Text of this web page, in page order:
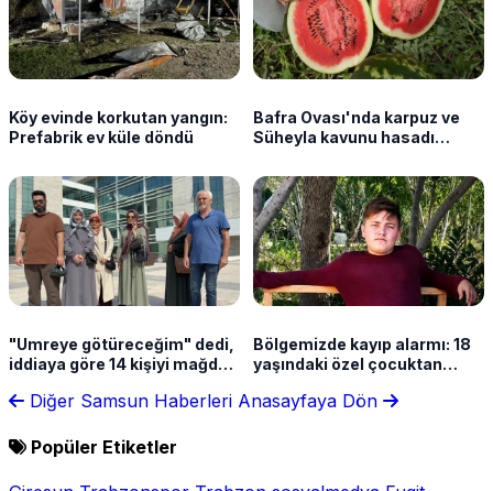
Köy evinde korkutan yangın:
Prefabrik ev küle döndü
Bafra Ovası'nda karpuz ve
Süheyla kavunu hasadı
"Umreye götüreceğim" dedi,
iddiaya göre 14 kişiyi mağdur
Bölgemizde kayıp alarmı: 18
yaşındaki özel çocuktan
Diğer Samsun Haberleri Anasayfaya Dön
Popüler Etiketler